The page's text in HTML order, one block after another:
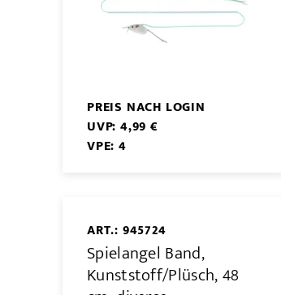
PREIS NACH LOGIN
UVP: 4,99 €
VPE: 4
ART.: 945724
Spielangel Band,
Kunststoff/Plüsch, 48